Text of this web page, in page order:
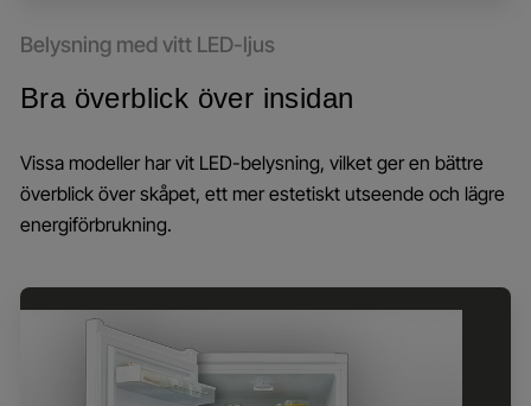
Belysning med vitt LED-ljus
Bra överblick över insidan
Vissa modeller har vit LED-belysning, vilket ger en bättre
överblick över skåpet, ett mer estetiskt utseende och lägre
energiförbrukning.